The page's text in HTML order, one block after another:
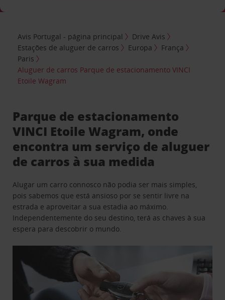
Avis Portugal - página principal
Drive Avis
Estações de aluguer de carros
Europa
França
Paris
Aluguer de carros Parque de estacionamento VINCI
Etoile Wagram
Parque de estacionamento
VINCI Etoile Wagram, onde
encontra um serviço de aluguer
de carros à sua medida
Alugar um carro connosco não podia ser mais simples,
pois sabemos que está ansioso por se sentir livre na
estrada e aproveitar a sua estadia ao máximo.
Independentemente do seu destino, terá as chaves à sua
espera para descobrir o mundo.